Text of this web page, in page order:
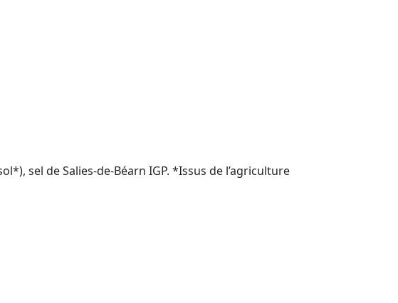
sel de Salies-de-Béarn IGP. *Issus de l’agriculture